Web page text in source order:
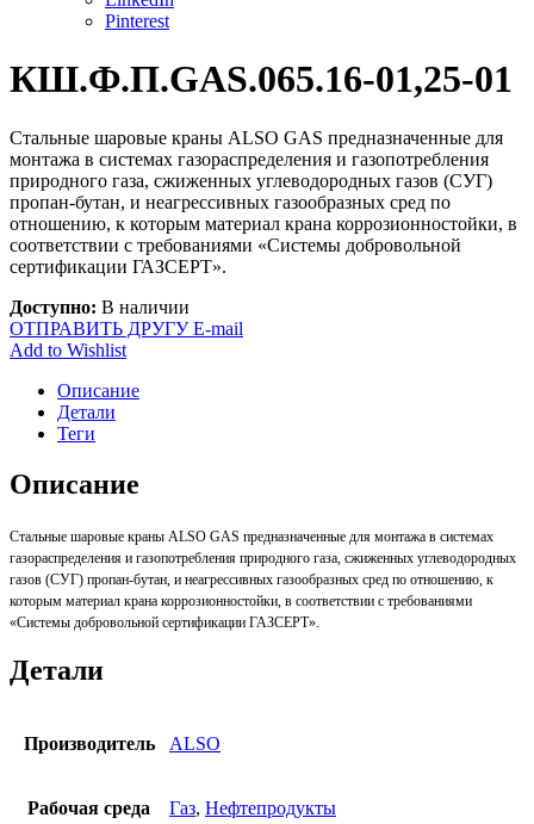
Pinterest
КШ.Ф.П.GAS.065.16-01,25-01
Стальные шаровые краны ALSO GAS предназначенные для
монтажа в системах газораспределения и газопотребления
природного газа, сжиженных углеводородных газов (СУГ)
пропан-бутан, и неагрессивных газообразных сред по
отношению, к которым материал крана коррозионностойки, в
соответствии с требованиями «Системы добровольной
сертификации ГАЗСЕРТ».
Доступно: В наличии
ОТПРАВИТЬ ДРУГУ E-mail
Add to Wishlist
Описание
Детали
Теги
Описание
Стальные шаровые краны ALSO GAS предназначенные для монтажа в системах
газораспределения и газопотребления природного газа, сжиженных углеводородных
газов (СУГ) пропан-бутан, и неагрессивных газообразных сред по отношению, к
которым материал крана коррозионностойки, в соответствии с требованиями
«Системы добровольной сертификации ГАЗСЕРТ».
Детали
Производитель ALSO
Рабочая среда Газ, Нефтепродукты